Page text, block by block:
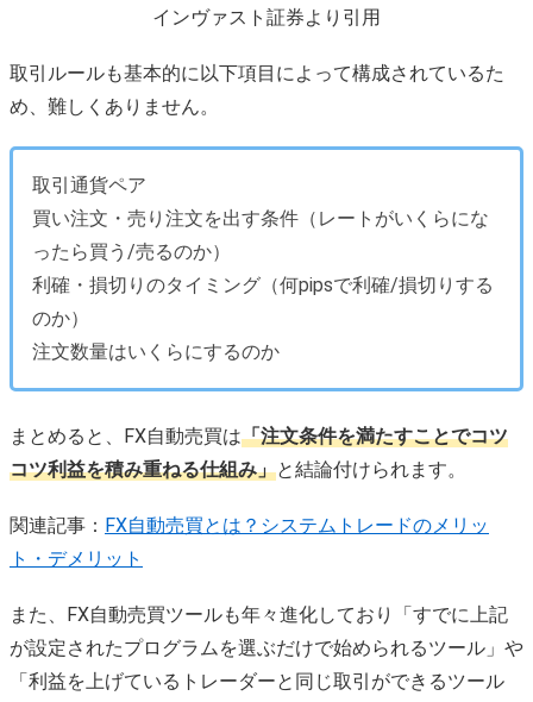
インヴァスト証券より引用
取引ルールも基本的に以下項目によって構成されているた
め、難しくありません。
取引通貨ペア
買い注文・売り注文を出す条件（レートがいくらにな
ったら買う/売るのか）
利確・損切りのタイミング（何pipsで利確/損切りする
のか）
注文数量はいくらにするのか
まとめると、FX自動売買は「注文条件を満たすことでコツ
コツ利益を積み重ねる仕組み」と結論付けられます。
関連記事： FX自動売買とは？システムトレードのメリッ
ト・デメリット
また、FX自動売買ツールも年々進化しており「すでに上記
が設定されたプログラムを選ぶだけで始められるツール」や
「利益を上げているトレーダーと同じ取引ができるツール